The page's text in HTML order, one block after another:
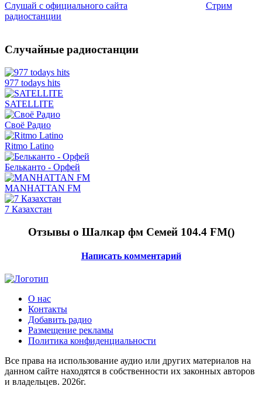
Слушай с официального сайта
Стрим
радиостанции
Случайные радиостанции
977 todays hits
SATELLITE
Своё Радио
Ritmo Latino
Бельканто - Орфей
MANHATTAN FM
7 Казахстан
Отзывы о Шалкар фм Семей 104.4 FM()
Написать комментарий
О нас
Контакты
Добавить радио
Размещение рекламы
Политика конфиденциальности
Все права на использование аудио или других материалов на
данном сайте находятся в собственности их законных авторов
и владельцев. 2026г.